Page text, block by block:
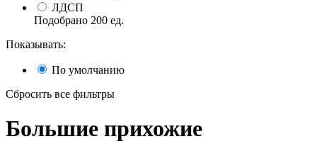
ЛДСП
Подобрано 200 ед.
Показывать:
По умолчанию
Сбросить все фильтры
Большие прихожие